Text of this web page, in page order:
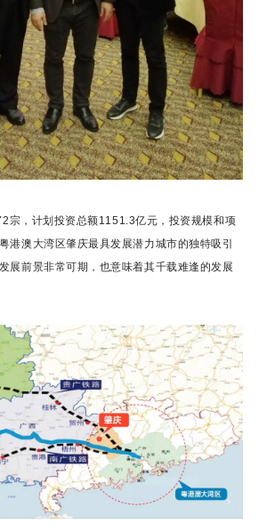
宗，计划投资总额1151.3亿元，投资规模和项
港澳大湾区肇庆最具发展潜力城市的独特吸引
展前景非常可期，也意味着其千载难逢的发展